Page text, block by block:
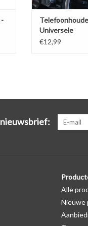
Universele
ventilatiehouder
€12,99
Alle
Nieuwe